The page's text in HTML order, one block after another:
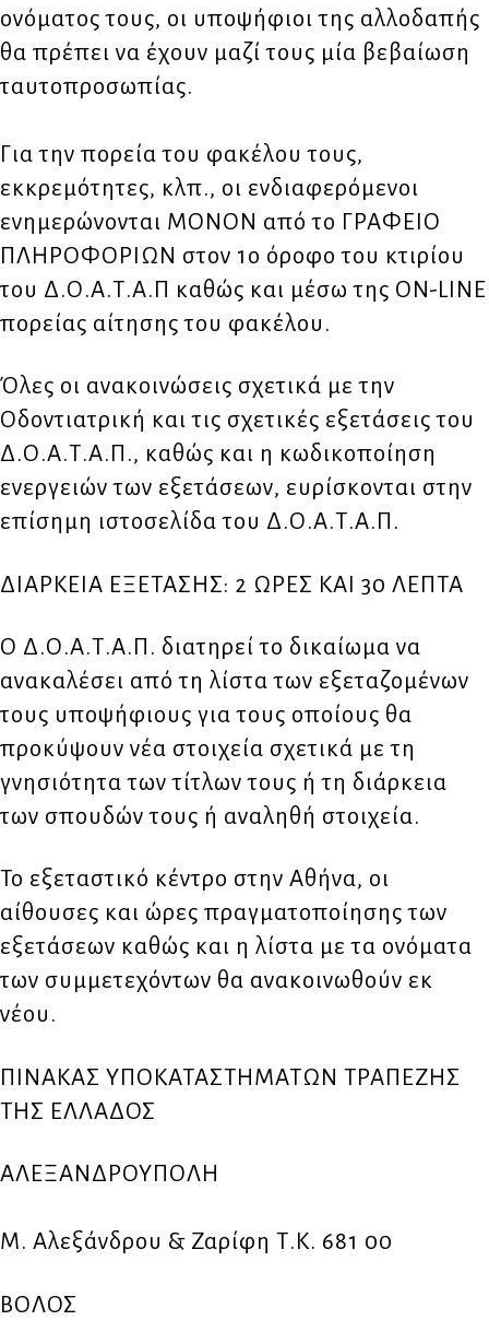
ονόματος τους, οι υποψήφιοι της αλλοδαπής
θα πρέπει να έχουν μαζί τους μία βεβαίωση
ταυτοπροσωπίας.
Για την πορεία του φακέλου τους,
εκκρεμότητες, κλπ., οι ενδιαφερόμενοι
ενημερώνονται ΜΟΝΟΝ από το ΓΡΑΦΕΙΟ
ΠΛΗΡΟΦΟΡΙΩΝ στον 1ο όροφο του κτιρίου
του Δ.Ο.Α.Τ.Α.Π καθώς και μέσω της ON-LINE
πορείας αίτησης του φακέλου.
Όλες οι ανακοινώσεις σχετικά με την
Οδοντιατρική και τις σχετικές εξετάσεις του
Δ.Ο.Α.Τ.Α.Π., καθώς και η κωδικοποίηση
ενεργειών των εξετάσεων, ευρίσκονται στην
επίσημη ιστοσελίδα του Δ.Ο.Α.Τ.Α.Π.
ΔΙΑΡΚΕΙΑ ΕΞΕΤΑΣΗΣ: 2 ΩΡΕΣ ΚΑΙ 30 ΛΕΠΤΑ
Ο Δ.Ο.Α.Τ.Α.Π. διατηρεί το δικαίωμα να
ανακαλέσει από τη λίστα των εξεταζομένων
τους υποψήφιους για τους οποίους θα
προκύψουν νέα στοιχεία σχετικά με τη
γνησιότητα των τίτλων τους ή τη διάρκεια
των σπουδών τους ή αναληθή στοιχεία.
Το εξεταστικό κέντρο στην Αθήνα, οι
αίθουσες και ώρες πραγματοποίησης των
εξετάσεων καθώς και η λίστα με τα ονόματα
των συμμετεχόντων θα ανακοινωθούν εκ
νέου.
ΠΙΝΑΚΑΣ ΥΠΟΚΑΤΑΣΤΗΜΑΤΩΝ ΤΡΑΠΕΖΗΣ
ΤΗΣ ΕΛΛΑΔΟΣ
ΑΛΕΞΑΝΔΡΟΥΠΟΛΗ
Μ. Αλεξάνδρου & Ζαρίφη Τ.Κ. 681 00
ΒΟΛΟΣ